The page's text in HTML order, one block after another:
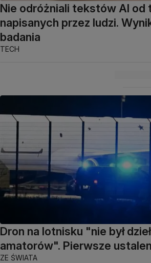
Nie odróżniali tekstów AI od
napisanych przez ludzi.
badania
TECH
Dron na lotnisku "nie był
amatorów". Pierwsze
ZE ŚWIATA